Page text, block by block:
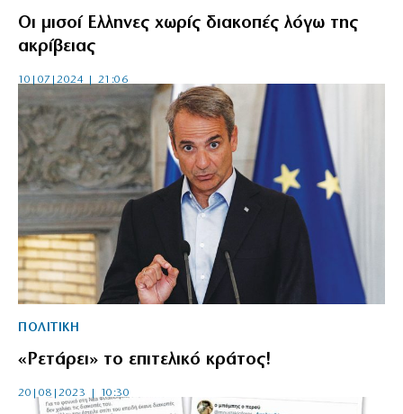
Οι μισοί Ελληνες χωρίς διακοπές λόγω της
ακρίβειας
10|07|2024 | 21:06
ΠΟΛΙΤΙΚΗ
«Ρετάρει» το επιτελικό κράτος!
20|08|2023 | 10:30